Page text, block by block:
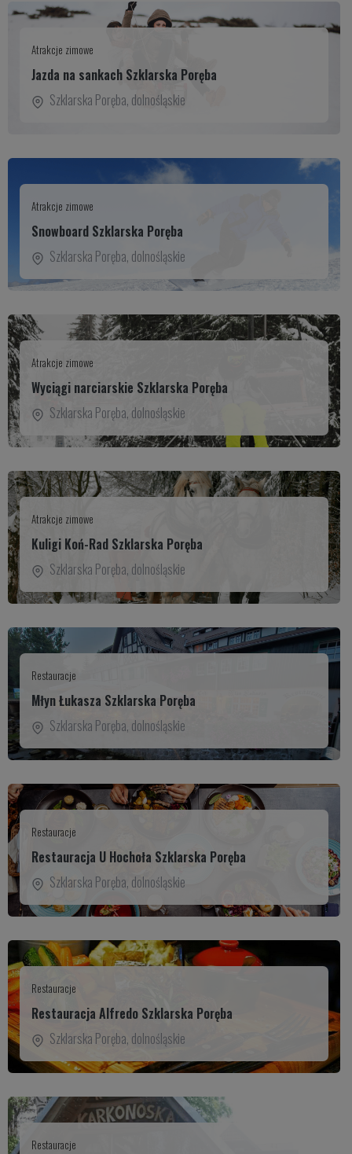
Atrakcje zimowe
Jazda na sankach Szklarska Poręba
Szklarska Poręba, dolnośląskie
Atrakcje zimowe
Snowboard Szklarska Poręba
Szklarska Poręba, dolnośląskie
Atrakcje zimowe
Wyciągi narciarskie Szklarska Poręba
Szklarska Poręba, dolnośląskie
Atrakcje zimowe
Kuligi Koń-Rad Szklarska Poręba
Szklarska Poręba, dolnośląskie
Restauracje
Młyn Łukasza Szklarska Poręba
Szklarska Poręba, dolnośląskie
Restauracje
Restauracja U Hochoła Szklarska Poręba
Szklarska Poręba, dolnośląskie
Restauracje
Restauracja Alfredo Szklarska Poręba
Szklarska Poręba, dolnośląskie
Restauracje